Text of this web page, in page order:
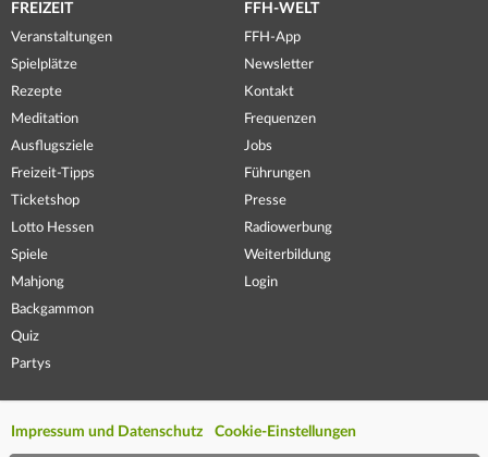
FREIZEIT
Veranstaltungen
Spielplätze
Rezepte
Meditation
Ausflugsziele
Freizeit-Tipps
Ticketshop
Lotto Hessen
Spiele
Mahjong
Backgammon
Quiz
Partys
FFH-WELT
FFH-App
Newsletter
Kontakt
Frequenzen
Jobs
Führungen
Presse
Radiowerbung
Weiterbildung
Login
Impressum und Datenschutz Cookie-Einstellungen